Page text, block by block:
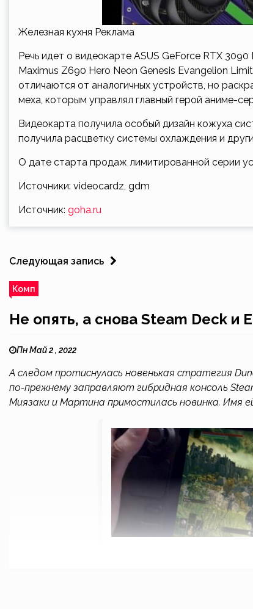
Железная кухня Реклама
Речь идет о видеокарте ASUS GeForce RTX
Maximus Z690 Hero Neon Genesis Evangelion
отличаются от аналогичных устройств, но
меха, которым управлял главный герой аниме-
Видеокарта получила особый дизайн кожуха
получила расцветку системы охлаждения и
О дате старта продаж лимитированной серии
Источники: videocardz, gdm
Источник: goha.ru
Следующая запись
Комп
Не опять, а снова Steam Deck и
Пн Май 2 , 2022
А следом протиснулась новенькая стратегия
по-прежнему заправляют гибридная консоль
Миязаки и Мартина примостилась новинка. Имя